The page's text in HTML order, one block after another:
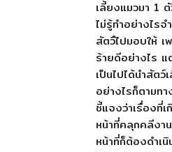
เลี้ยงแมวมา 1
ไม่รู้ทำอย่างไร
สัตวืไปมอบให้ เ
ร้ายดีอย่างไร แ
เป็นไปได้นำสัต
อย่างไรก็ตามท
ชี้แจงว่าเรื่องที่เ
หน้าที่คลุกคลีงา
หน้าที่ก็ต้องดำเ